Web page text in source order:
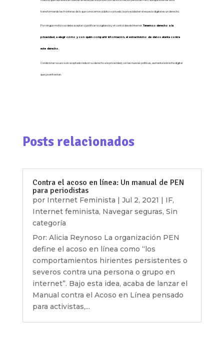
transformando las fronteras de lo que conocemos público o privado, la privacidad en el espacio digital es un derecho.
Por ningún motivo se debe aceptar o justificar la vigilancia y el control desde Internet.Tenemos derecho a la
privacidad, a elegir cómo y con quién compartir información, el extractivismo de datos atenta contra
este derecho.
Condicionar su uso solo aceptado reducir su derecho a la privacidad, con las nuevas políticas, aumenta la brecha digital
que ya enfrentan.
Posts relacionados
Contra el acoso en línea: Un manual de PEN
para periodistas
por Internet Feminista | Jul 2, 2021 | IF,
Internet feminista, Navegar seguras, Sin
categoría
Por: Alicia Reynoso La organización PEN
define el acoso en línea como “los
comportamientos hirientes persistentes o
severos contra una persona o grupo en
internet”. Bajo esta idea, acaba de lanzar el
Manual contra el Acoso en Línea pensado
para activistas,...